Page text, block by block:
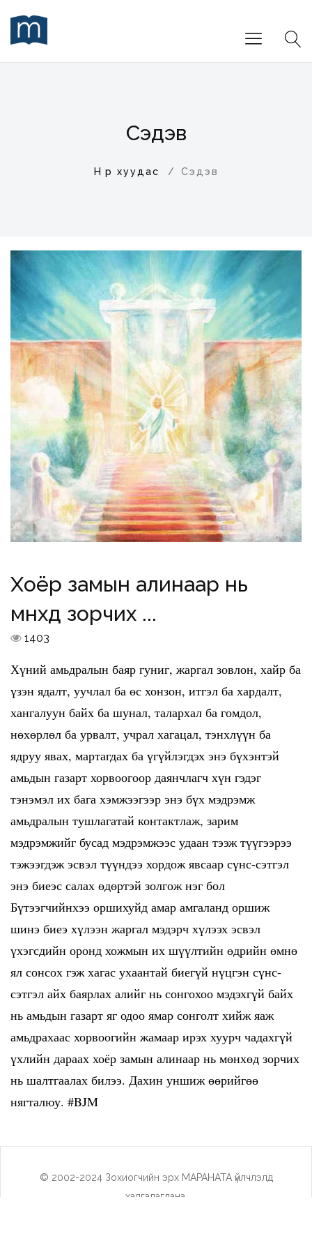
Сэдэв
Нүүр хуудас Сэдэв
Хоёр замын алинаар нь
мөнхөд зорчих ...
1403
Хүний амьдралын баяр гуниг, жаргал зовлон, хайр ба
үзэн ядалт, уучлал ба өс хонзон, итгэл ба хардалт,
хангалуун байх ба шунал, талархал ба гомдол,
нөхөрлөл ба урвалт, учрал хагацал, тэнхлүүн ба
ядруу явах, мартагдах ба үгүйлэгдэх энэ бүхэнтэй
амьдын газарт хорвоогоор даянчлагч хүн гэдэг
тэнэмэл их бага хэмжээгээр энэ бүх мэдрэмж
амьдралын тушлагатай контактлаж, зарим
мэдрэмжийг бусад мэдрэмжээс удаан тээж түүгээрээ
тэжээгдэж эсвэл түүндээ хордож явсаар сүнс-сэтгэл
энэ биеэс салах өдөртэй золгож нэг бол
Бүтээгчийнхээ оршихуйд амар амгаланд оршиж
шинэ биеэ хүлээн жаргал мэдэрч хүлээх эсвэл
үхэгсдийн оронд хожмын их шүүлтийн өдрийн өмнө
ял сонсох гэж хагас ухаантай биегүй нүцгэн сүнс-
сэтгэл айх баярлах алийг нь сонгохоо мэдэхгүй байх
нь амьдын газарт яг одоо ямар сонголт хийж яаж
амьдрахаас хорвоогийн жамаар ирэх хуурч чадахгүй
үхлийн дараах хоёр замын алинаар нь мөнхөд зорчих
нь шалтгаалах билээ. Дахин уншиж өөрийгөө
нягталюу. #BJM
© 2002-2024 Зохиогчийн эрх МАРАНАТА үйлчлэлд
хадгалагдана.